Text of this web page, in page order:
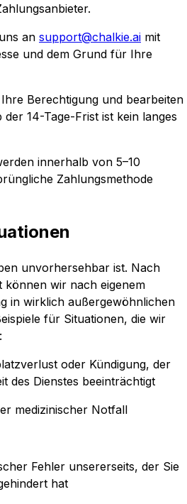
an support@chalkie.ai mit
und dem Grund für Ihre
Berechtigung und bearbeiten
14-Tage-Frist ist kein langes
innerhalb von 5–10
Zahlungsmethode
unvorhersehbar ist. Nach
können wir nach eigenem
in wirklich außergewöhnlichen
für Situationen, die wir
oder Kündigung, der
des Dienstes beeinträchtigt
medizinischer Notfall
Fehler unsererseits, der Sie
hat